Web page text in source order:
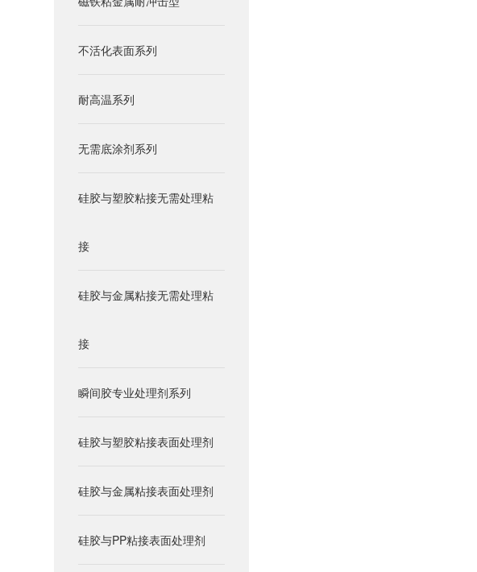
不活化表面系列
耐高温系列
无需底涂剂系列
硅胶与塑胶粘接无需处理粘
接
硅胶与金属粘接无需处理粘
接
瞬间胶专业处理剂系列
硅胶与塑胶粘接表面处理剂
硅胶与金属粘接表面处理剂
硅胶与PP粘接表面处理剂